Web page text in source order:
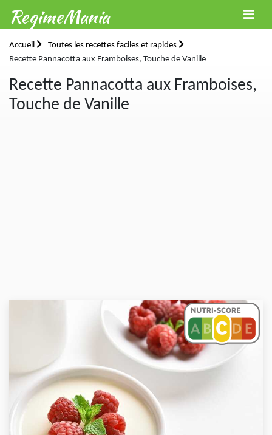
RegimeMania
Accueil
Toutes les recettes faciles et rapides
Recette Pannacotta aux Framboises, Touche de Vanille
Recette Pannacotta aux Framboises,
Touche de Vanille